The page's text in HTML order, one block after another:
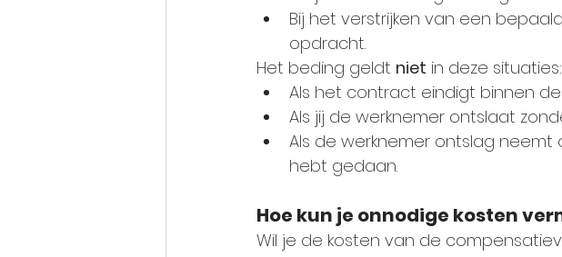
Bij het verstrijken van een
opdracht.
Het beding geldt niet in deze situaties:
Als het contract eindigt binnen
Als jij de werknemer ontslaat
Als de werknemer ontslag neemt
hebt gedaan.
Hoe kun je onnodige kosten
Wil je de kosten van de